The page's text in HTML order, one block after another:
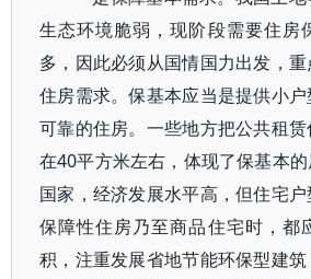
生态环境脆弱，现阶段需要住房
多，因此必须从国情国力出发，
住房需求。保基本应当是提供小
可靠的住房。一些地方把公共租
在40平方米左右，体现了保基本
国家，经济发展水平高，但住宅
保障性住房乃至商品住宅时，都
积，注重发展省地节能环保型建